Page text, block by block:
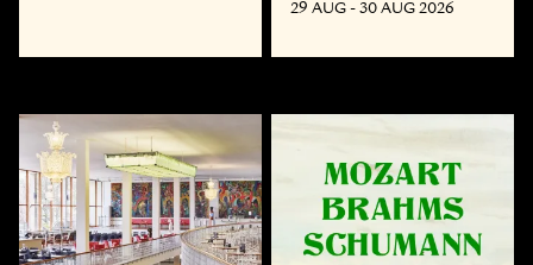
29 AUG - 30 AUG 2026